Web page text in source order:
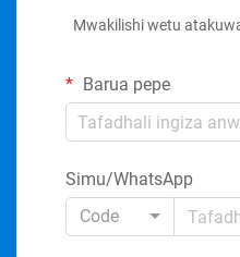
Mwakilishi wetu
Barua pepe
Simu/WhatsApp
Code